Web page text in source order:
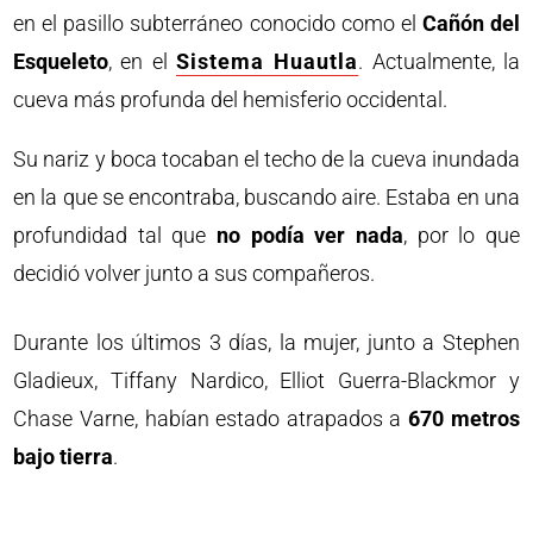
en el pasillo subterráneo conocido como el Cañón del
Esqueleto, en el Sistema Huautla. Actualmente, la
cueva más profunda del hemisferio occidental.
Su nariz y boca tocaban el techo de la cueva inundada
en la que se encontraba, buscando aire. Estaba en una
profundidad tal que no podía ver nada, por lo que
decidió volver junto a sus compañeros.
Durante los últimos 3 días, la mujer, junto a Stephen
Gladieux, Tiffany Nardico, Elliot Guerra-Blackmor y
Chase Varne, habían estado atrapados a670 metros
bajo tierra.